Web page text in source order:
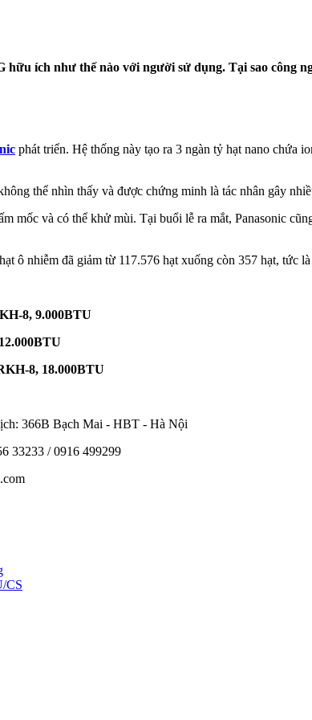
hữu ích như thế nào với người sử dụng. Tại sao công
phát triển. Hệ thống này tạo ra 3 ngàn tỷ hạt nano chứa
thể nhìn thấy và được chứng minh là tác nhân gây
mốc và có thể khử mùi. Tại buổi lễ ra mắt, Panasonic
ô nhiễm đã giảm từ 117.576 hạt xuống còn 357 hạt, tức
8, 9.000BTU
8, 18.000BTU
366B Bạch Mai - HBT - Hà Nội
33233 / 0916 499299
CS